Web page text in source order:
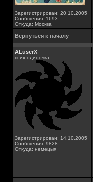
Зарегистрирован: 20.10.2005
Сообщения: 1693
Откуда: Москва
Вернуться к началу
ALuserX
псих-одиночка
Зарегистрирован: 14.10.2005
Сообщения: 9828
Откуда: немецыя